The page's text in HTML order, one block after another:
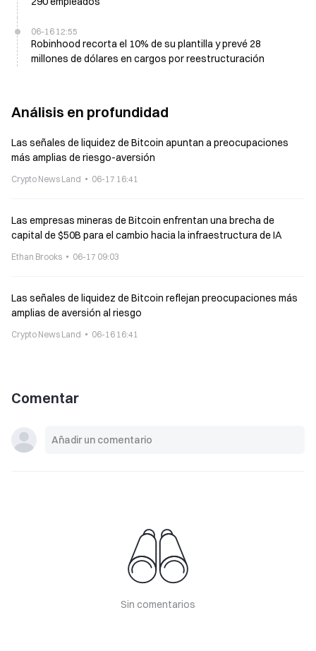
06-16 12:55
Robinhood recorta el 10% de su plantilla y prevé 28
millones de dólares en cargos por reestructuración
Análisis en profundidad
Las señales de liquidez de Bitcoin apuntan a preocupaciones
más amplias de riesgo-aversión
Crypto News Land 06-17 16:41
Las empresas mineras de Bitcoin enfrentan una brecha de
capital de $50B para el cambio hacia la infraestructura de IA
Ethan Brooks 06-17 09:03
Las señales de liquidez de Bitcoin reflejan preocupaciones más
amplias de aversión al riesgo
Crypto News Land 06-16 16:41
Comentar
Sin comentarios